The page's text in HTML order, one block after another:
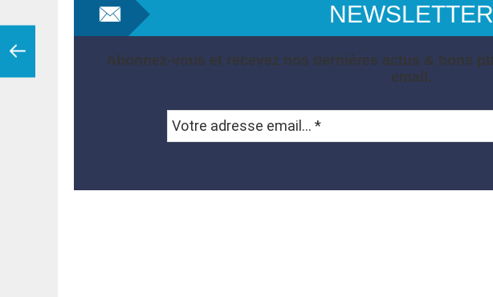
NEWSLETTER
Abonnez-vous et recevez nos dernières actus & bons
email.